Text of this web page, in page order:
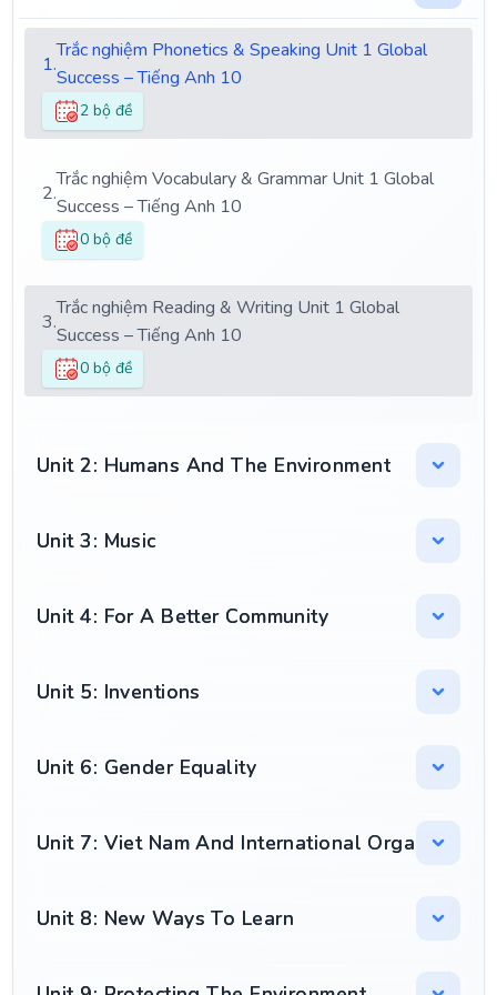
1.
Trắc nghiệm Phonetics & Speaking Unit 1 Global
Success – Tiếng Anh 10
2 bộ đề
2.
Trắc nghiệm Vocabulary & Grammar Unit 1 Global
Success – Tiếng Anh 10
0 bộ đề
3.
Trắc nghiệm Reading & Writing Unit 1 Global
Success – Tiếng Anh 10
0 bộ đề
Unit 2: Humans And The Environment
Unit 3: Music
Unit 4: For A Better Community
Unit 5: Inventions
Unit 6: Gender Equality
Unit 7: Viet Nam And International
Unit 8: New Ways To Learn